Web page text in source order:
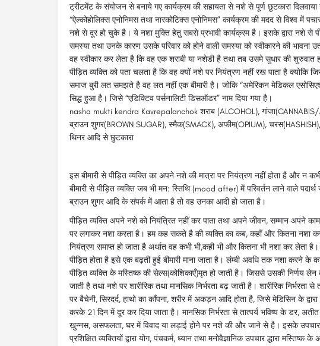
ट्रीटमेंट के संयोजन से बनाये गए कार्यक्रम की सहायता से नशे से पूर्ण छुटकारा
“ऐल्कोहोलिक्स एनोनिमस तथा नारकोटिक्स एनोनिमस” कार्यक्रम की मदद से विश्व में
नशे से दूर हो चुके है। ये नशा मुक्ति हेतु सबसे प्रभावी कार्यक्रम है। इसके द्वारा नशे से
समस्या तथा उनके कारण उसके परिवार को होने वाली समस्या को स्वीकारने की भावना
वह स्वीकार कर लेता है कि वह एक शराबी या नशेडी है तथा तब उसमे सुधार की शुरुवात
पीड़ित व्यक्ति को पता चलता है कि वह क्यों नशे पर नियंत्रण नहीं रख पाता है क्योकि
समाज बुरी लत समझते है वह लत नहीं एक बीमारी है। जोकि “अमेरिकन मेडिकल
सिद्ध हुआ है। जिसे “एडिक्टिव पर्सनालिटी डिसऑडर” नाम दिया गया है।
nasha mukti kendra Kavrepalanchok शराब (ALCOHOL),
ब्राउन शुगर(BROWN SUGAR), स्मैक(SMACK), अफीम(OPIUM),
थिनर आदि से छुटकारा
इस बीमारी से पीड़ित व्यक्ति का अपने नशे की मात्रा पर नियंत्रण नहीं होता है और न
बीमारी से पीड़ित व्यक्ति जब भी मन: स्तिथि (mood after) में परिवर्तन लाने वाले
ब्राउन शुगर आदि के संपर्क में आता है तो वह उनका आदी हो जाता है।
पीड़ित व्यक्ति अपने नशे को नियंत्रित नहीं कर पाता तथा अपने जीवन, सम्मान अपने काम
पर लगाकर नशा करता है। हम कह सकते है की व्यक्ति का कब, कहाँ और कितना नशा
नियंत्रण समाप्त हो जाता है अर्थात वह कभी भी,कही भी और कितना भी नशा कर लेता है।
पीड़ित होता है इसे एक बढ़ती हुई बीमारी माना जाता है। लंम्बी अवधि तक नशा करने के
पीड़ित व्यक्ति के मस्तिष्क की सेल्स(कोशिकाएँ)मृत हो जाती है। जिससे उसकी निर्णय लेन
जाती है तथा नशे पर शारीरिक तथा मानसिक निर्भरता बढ़ जाती है। शारीरिक निर्भरता से
पर बैचेनी, सिरदर्द, हाथो का काँपना, शरीर में अकड़न आदि होता है, जिसे मेडिसिन के
करके 21 दिन में दूर कर दिया जाता है। मानसिक निर्भरता से तात्पर्य भविष्य के डर,
खुन्नस, असफलता, घर में विवाद या लड़ाई होने पर नशे की और जाने से है। इसके
प्रशिक्षित व्यक्तियों द्वारा योग, पंचकर्म, ध्यान तथा मनोवैज्ञानिक उपचार द्धारा